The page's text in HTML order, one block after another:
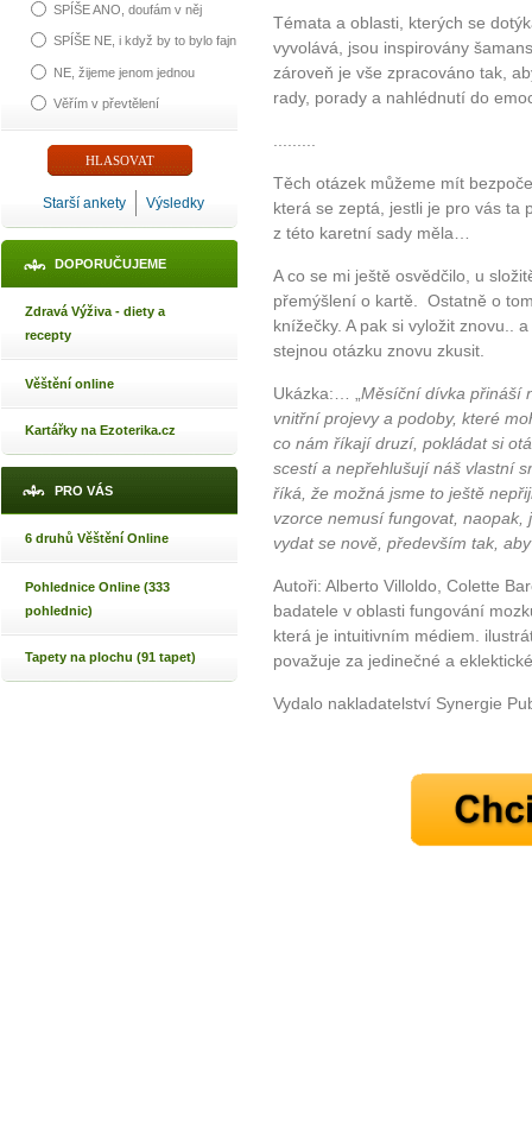
SPÍŠE ANO, doufám v něj
SPÍŠE NE, i když by to bylo fajn
NE, žijeme jenom jednou
Věřím v převtělení
Starší ankety Výsledky
DOPORUČUJEME
Zdravá Výživa - diety a
recepty
Věštění online
Kartářky na Ezoterika.cz
PRO VÁS
6 druhů Věštění Online
Pohlednice Online (333
pohlednic)
Tapety na plochu (91 tapet)
Témata a oblasti, kterých se
vyvolává, jsou inspirovány
zároveň je vše zpracováno tak,
rady, porady a nahlédnutí do
Těch otázek můžeme mít
která se zeptá, jestli je pro vás ta
z této karetní sady měla…
A co se mi ještě osvědčilo, u
přemýšlení o kartě. Ostatně o
knížečky. A pak si vyložit znovu..
stejnou otázku znovu zkusit.
Ukázka:… „ Měsíční dívka přináší
vnitřní projevy a podoby, které
co nám říkají druzí, pokládat si
scestí a nepřehlušují náš vlastní
říká, že možná jsme to ještě
vzorce nemusí fungovat,
vydat se nově, především tak,
Autoři: Alberto Villoldo, Colette
badatele v oblasti fungování
která je intuitivním médiem.
považuje za jedinečné a
Vydalo nakladatelství Synergie